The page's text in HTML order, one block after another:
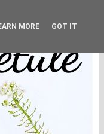
MORE GOT IT